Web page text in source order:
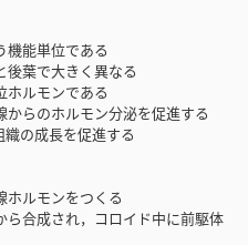
機能単位である
葉で大きく異なる
ホルモンである
らのホルモン分泌を促進する
の成長を促進する
ホルモンをつくる
合成され，コロイド中に前駆体